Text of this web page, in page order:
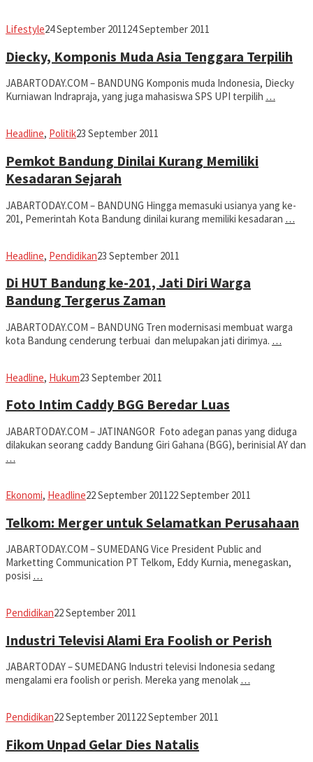
Lifestylefahruszf
24 September 201124 September 2011
Diecky, Komponis Muda Asia Tenggara Terpilih
JABARTODAY.COM – BANDUNG Komponis muda Indonesia, Diecky
Kurniawan Indrapraja, yang juga mahasiswa SPS UPI terpilih …
Headline, Politikfahruszf
23 September 2011
Pemkot Bandung Dinilai Kurang Memiliki
Kesadaran Sejarah
JABARTODAY.COM – BANDUNG Hingga memasuki usianya yang ke-
201, Pemerintah Kota Bandung dinilai kurang memiliki kesadaran …
Headline, Pendidikanfahruszf
23 September 2011
Di HUT Bandung ke-201, Jati Diri Warga
Bandung Tergerus Zaman
JABARTODAY.COM – BANDUNG Tren modernisasi membuat warga
kota Bandung cenderung terbuai dan melupakan jati dirimya. …
Headline, Hukumfahruszf
23 September 2011
Foto Intim Caddy BGG Beredar Luas
JABARTODAY.COM – JATINANGOR Foto adegan panas yang diduga
dilakukan seorang caddy Bandung Giri Gahana (BGG), berinisial AY dan
…
Ekonomi, Headlinefahruszf
22 September 201122 September 2011
Telkom: Merger untuk Selamatkan Perusahaan
JABARTODAY.COM – SUMEDANG Vice President Public and
Marketting Communication PT Telkom, Eddy Kurnia, menegaskan,
posisi …
Pendidikanfahruszf
22 September 2011
Industri Televisi Alami Era Foolish or Perish
JABARTODAY – SUMEDANG Industri televisi Indonesia sedang
mengalami era foolish or perish. Mereka yang menolak …
Pendidikanfahruszf
22 September 201122 September 2011
Fikom Unpad Gelar Dies Natalis